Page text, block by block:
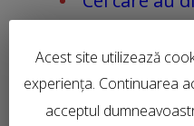
primi
Acest site utilizează
experiența. Continuarea
acceptul